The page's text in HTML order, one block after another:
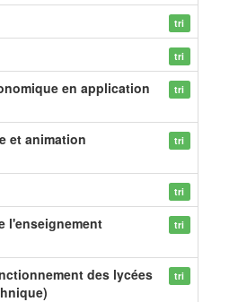
tri
tri
en application
tri
et animation
tri
tri
l'enseignement
tri
des lycées
tri